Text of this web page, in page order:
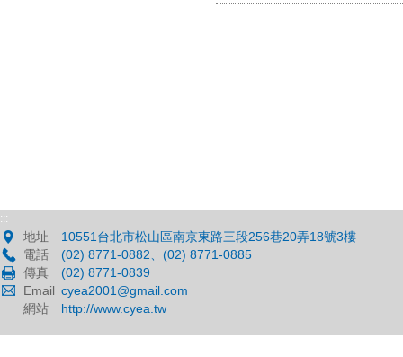
:::
地址
10551台北市松山區南京東路三段256巷20弄18號3樓
電話
(02) 8771-0882、(02) 8771-0885
傳真
(02) 8771-0839
Email cyea2001@gmail.com
網站
http://www.cyea.tw